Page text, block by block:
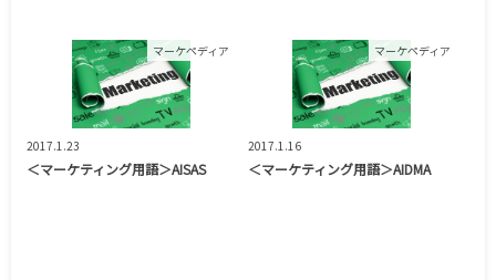
マーケペディア
2017.1.23
＜マーケティング用語＞AISAS
マーケペディア
2017.1.16
＜マーケティング用語＞AIDMA